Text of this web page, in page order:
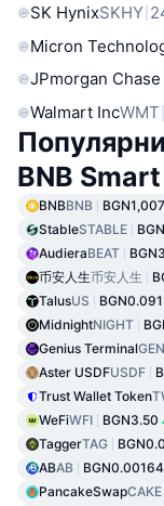
SK HynixSKHY
Micron
JPmorgan Chase
Walmart IncWMT
BNB
BNBBNB
StableSTABLE
AudieraBEAT
币安人生币安人生
TalusUS
MidnightNIGHT
Genius Terminal
Aster USDFUSDF
Trust Wallet Token
WeFiWFI BGN3.50
TaggerTAG
ABAB
PancakeSwapCAKE